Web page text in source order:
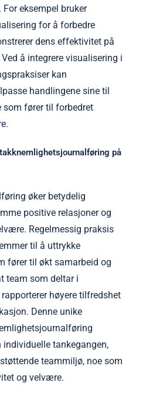
eksempel bruker
for å forbedre
dens effektivitet på
å integrere visualisering i
kan
handlingene sine til
som fører til forbedret
på
øker betydelig
positive relasjoner og
Regelmessig praksis
til å uttrykke
fører til økt samarbeid og
team som deltar i
høyere tilfredshet
Denne unike
individuelle tankegangen,
teammiljø, noe som
og velvære.